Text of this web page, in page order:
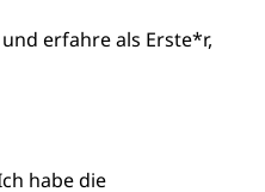
erfahre als Erste*r,
habe die